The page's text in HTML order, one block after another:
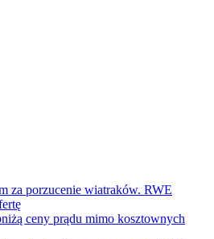
za porzucenie wiatraków. RWE
ceny prądu mimo kosztownych